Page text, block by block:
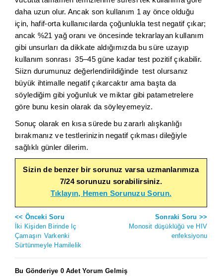
daha uzun olur. Ancak son kullanım 1 ay önce olduğu
için, hafif-orta kullanıcılarda çoğunlukla test negatif çıkar;
ancak %21 yağ oranı ve öncesinde tekrarlayan kullanım
gibi unsurları da dikkate aldığımızda bu süre uzayıp
kullanım sonrası 35–45 güne kadar test pozitif çıkabilir.
Siizn durumunuz değerlendirildiğinde test olursanız
büyük ihtimalle negatif çıkarcaktır ama başta da
söylediğim gibi yoğunluk ve miktar gibi patametrelere
göre bunu kesin olarak da söyleyemeyiz.
Sonuç olarak en kısa sürede bu zararlı alışkanlığı
bırakmanız ve testlerinizin negatif çıkması dileğiyle
sağlıklı günler dilerim.
Sizin de benzer bir sorunuz varsa uzmanlarımıza
7/24 sorunuzu sorabilirsiniz.
Tıklayın, Hemen Sorunuzu Sorun.
<< Önceki Soru
İki Kişiden Birinde Iç
Çamaşırı Varkenki
Sürtünmeyle Hamilelik
Sonraki Soru >>
Monosit düşüklüğü ve HIV
enfeksiyonu
Bu Gönderiye 0 Adet Yorum Gelmiş